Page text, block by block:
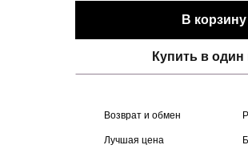
В корзину
Купить в один
Возврат и обмен
Лучшая цена